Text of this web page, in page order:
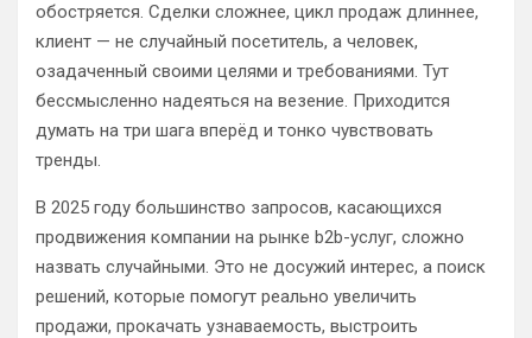
обостряется. Сделки сложнее, цикл продаж длиннее,
клиент — не случайный посетитель, а человек,
озадаченный своими целями и требованиями. Тут
бессмысленно надеяться на везение. Приходится
думать на три шага вперёд и тонко чувствовать
тренды.
В 2025 году большинство запросов, касающихся
продвижения компании на рынке b2b-услуг, сложно
назвать случайными. Это не досужий интерес, а поиск
решений, которые помогут реально увеличить
продажи, прокачать узнаваемость, выстроить